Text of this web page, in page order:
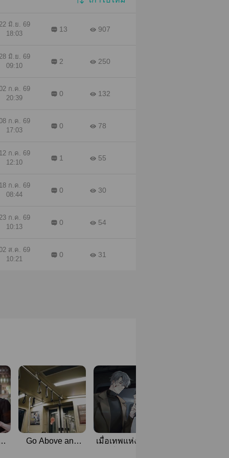
22 มิ.ย. 69
18:03
13 907
28 มิ.ย. 69
09:10
2 250
ก.ค. 69
20:39
0 132
ก.ค. 69
17:03
0 78
12 ก.ค. 69
12:10
1 55
18 ก.ค. 69
08:44
0 30
23 ก.ค. 69
10:13
0 54
ส.ค. 69
10:21
0 31
Go Above and
เมื่อเทพแห่งความ